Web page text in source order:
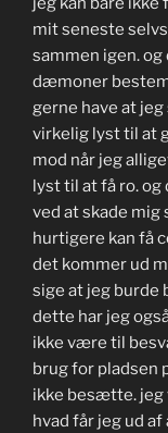
mit seneste
sammen igen.
dæmoner
gerne have at
virkelig lyst til at
mod når jeg
lyst til at få ro. og
ved at skade mig
hurtigere kan få
det kommer ud
sige at jeg burde
dette har jeg
ikke være til
brug for pladsen
ikke besætte. jeg
hvad får jeg ud